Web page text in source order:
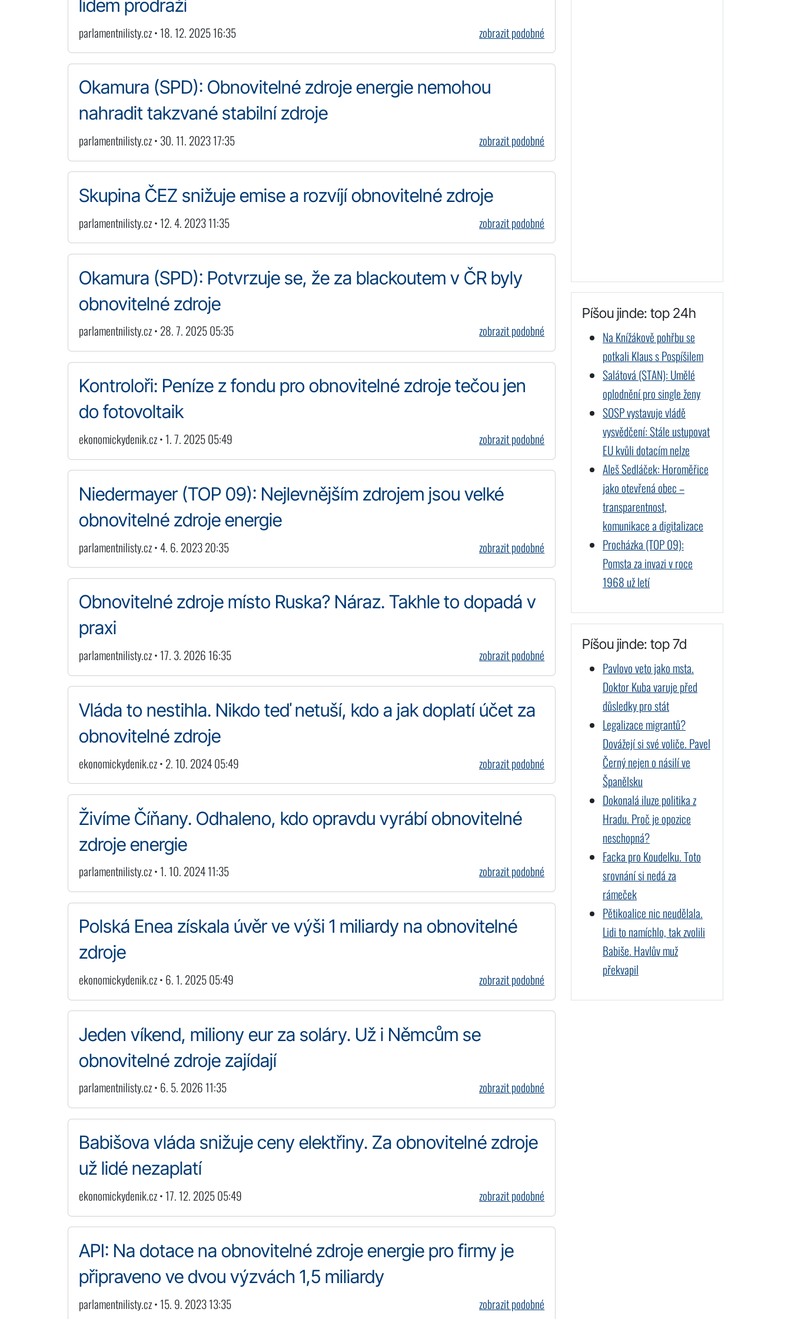
lidem prodraží
parlamentnilisty.cz • 18. 12. 2025 16:35 zobrazit podobné
Okamura (SPD): Obnovitelné zdroje energie nemohou
nahradit takzvané stabilní zdroje
parlamentnilisty.cz • 30. 11. 2023 17:35 zobrazit podobné
Skupina ČEZ snižuje emise a rozvíjí obnovitelné zdroje
parlamentnilisty.cz • 12. 4. 2023 11:35 zobrazit podobné
Okamura (SPD): Potvrzuje se, že za blackoutem v ČR byly
obnovitelné zdroje
parlamentnilisty.cz • 28. 7. 2025 05:35 zobrazit podobné
Kontroloři: Peníze z fondu pro obnovitelné zdroje tečou jen
do fotovoltaik
ekonomickydenik.cz • 1. 7. 2025 05:49 zobrazit podobné
Niedermayer (TOP 09): Nejlevnějším zdrojem jsou velké
obnovitelné zdroje energie
parlamentnilisty.cz • 4. 6. 2023 20:35 zobrazit podobné
Obnovitelné zdroje místo Ruska? Náraz. Takhle to dopadá v
praxi
parlamentnilisty.cz • 17. 3. 2026 16:35 zobrazit podobné
Vláda to nestihla. Nikdo teď netuší, kdo a jak doplatí účet za
obnovitelné zdroje
ekonomickydenik.cz • 2. 10. 2024 05:49 zobrazit podobné
Živíme Číňany. Odhaleno, kdo opravdu vyrábí obnovitelné
zdroje energie
parlamentnilisty.cz • 1. 10. 2024 11:35 zobrazit podobné
Polská Enea získala úvěr ve výši 1 miliardy na obnovitelné
zdroje
ekonomickydenik.cz • 6. 1. 2025 05:49 zobrazit podobné
Jeden víkend, miliony eur za soláry. Už i Němcům se
obnovitelné zdroje zajídají
parlamentnilisty.cz • 6. 5. 2026 11:35 zobrazit podobné
Babišova vláda snižuje ceny elektřiny. Za obnovitelné zdroje
už lidé nezaplatí
ekonomickydenik.cz • 17. 12. 2025 05:49 zobrazit podobné
API: Na dotace na obnovitelné zdroje energie pro firmy je
připraveno ve dvou výzvách 1,5 miliardy
parlamentnilisty.cz • 15. 9. 2023 13:35 zobrazit podobné
Píšou jinde: top 24h
Na Knížákově pohřbu se
potkali Klaus s Pospíšilem
Salátová (STAN): Umělé
oplodnění pro single ženy
SOSP vystavuje vládě
vysvědčení: Stále ustupovat
EU kvůli dotacím nelze
Aleš Sedláček: Horoměřice
jako otevřená obec –
transparentnost,
komunikace a digitalizace
Procházka (TOP 09):
Pomsta za invazi v roce
1968 už letí
Píšou jinde: top 7d
Pavlovo veto jako msta.
Doktor Kuba varuje před
důsledky pro stát
Legalizace migrantů?
Dovážejí si své voliče. Pavel
Černý nejen o násilí ve
Španělsku
Dokonalá iluze politika z
Hradu. Proč je opozice
neschopná?
Facka pro Koudelku. Toto
srovnání si nedá za
rámeček
Pětikoalice nic neudělala.
Lidi to namíchlo, tak zvolili
Babiše. Havlův muž
překvapil